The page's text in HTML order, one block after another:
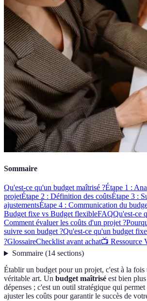
Sommaire
Qu'est-ce qu'un budget maîtrisé ?Étape 1 :
projetÉtape 2 : Définition des coûtsÉtape 3 :
ajustementsÉtape 4 : Communication du
Budget fixe vs Budget flexibleFAQQu'est-ce
Comment évaluer les coûts d'un projet ?
suivre son budget ?Qu'est-ce qu'un budget
?GlossaireChecklist avant achat📺 Ressource
Sommaire(14 sections)
Établir un budget pour un projet, c'est à la fois
véritable art. Un budget maîtrisé est bien
dépenses ; c'est un outil stratégique qui
ajuster les coûts pour garantir le succès de